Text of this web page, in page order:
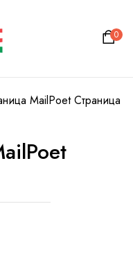
0
MailPoet Страница